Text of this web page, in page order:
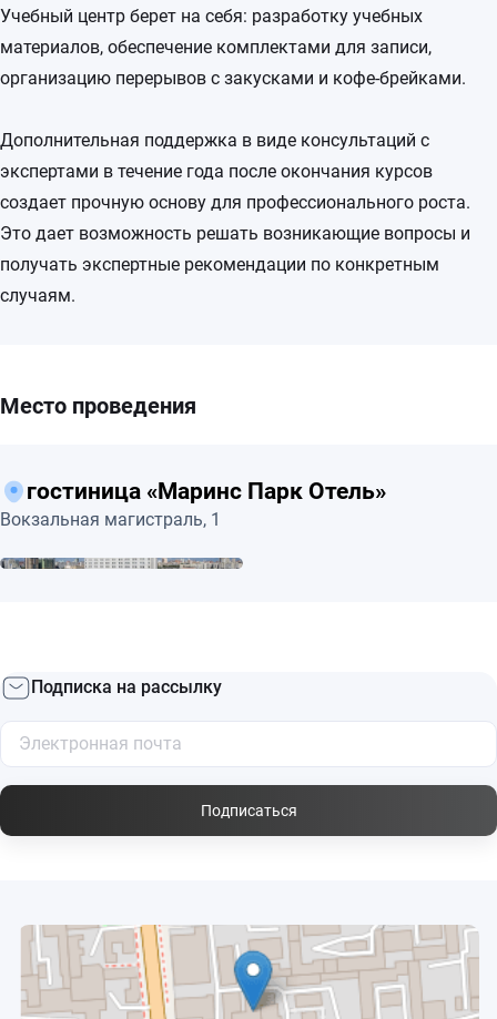
Учебный центр берет на себя: разработку учебных
материалов, обеспечение комплектами для записи,
организацию перерывов с закусками и кофе-брейками.
Дополнительная поддержка в виде консультаций с
экспертами в течение года после окончания курсов
создает прочную основу для профессионального роста.
Это дает возможность решать возникающие вопросы и
получать экспертные рекомендации по конкретным
случаям.
Место проведения
гостиница «Маринс Парк Отель»
Вокзальная магистраль, 1
Подписка на рассылку
Подписаться